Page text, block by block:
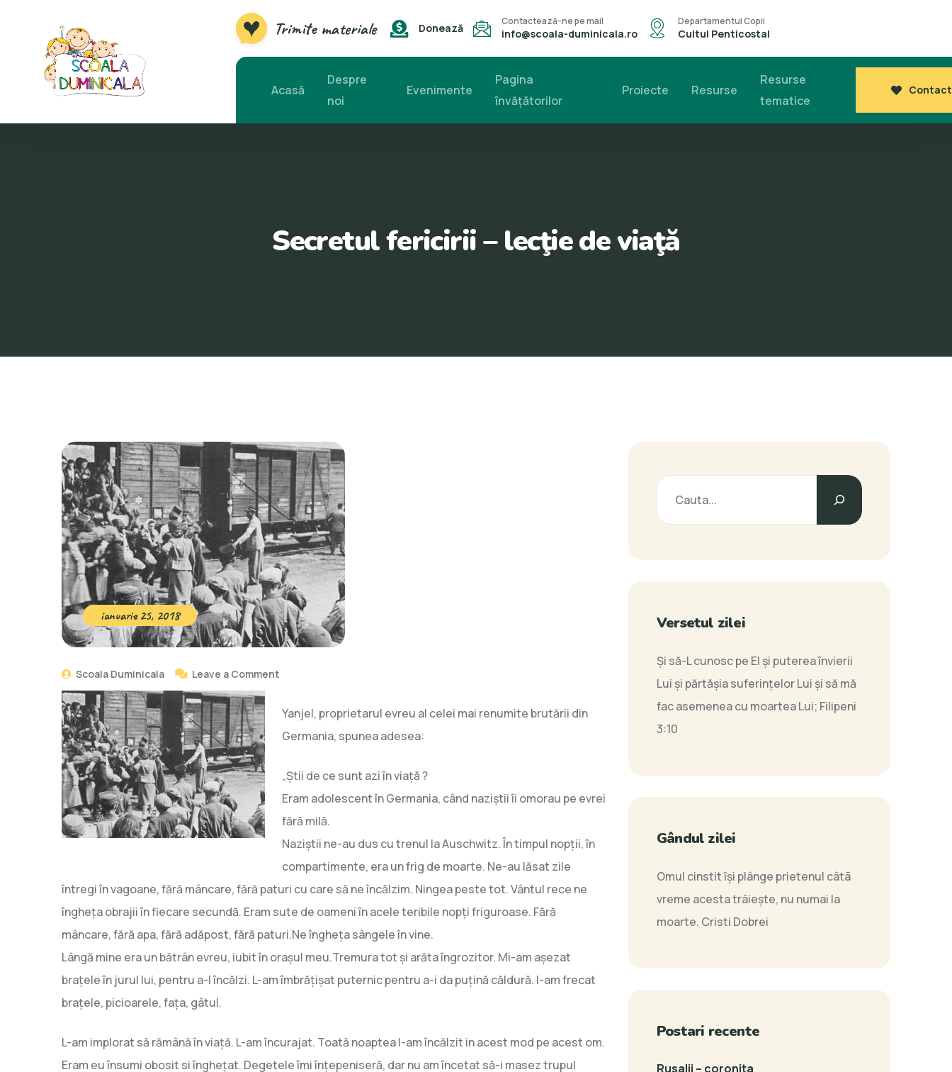
Trimite materiale Donează
Contactează-ne pe mail
info@scoala-duminicala.ro
Departamentul Copii
Cultul Penticostal
Acasă
Despre
noi
Evenimente
Pagina
învăţătorilor
Proiecte Resurse
Resurse
tematice
Contact
Secretul fericirii – lecţie de viaţă
ianuarie 25, 2018
Scoala Duminicala Leave a Comment
Yanjel, proprietarul evreu al celei mai renumite brutării din
Germania, spunea adesea:
„Știi de ce sunt azi în viață ?
Eram adolescent în Germania, când naziștii îi omorau pe evrei
fără milă.
Naziștii ne-au dus cu trenul la Auschwitz. În timpul nopții, în
compartimente, era un frig de moarte. Ne-au lăsat zile
întregi în vagoane, fără mâncare, fără paturi cu care să ne încălzim. Ningea peste tot. Vântul rece ne
îngheța obrajii în fiecare secundă. Eram sute de oameni în acele teribile nopți friguroase. Fără
mâncare, fără apa, fără adăpost, fără paturi.Ne îngheţa sângele în vine.
Lângă mine era un bătrân evreu, iubit în orașul meu.Tremura tot și arăta îngrozitor. Mi-am așezat
brațele în jurul lui, pentru a-l încălzi. L-am îmbrăţişat puternic pentru a-i da puțină căldură. I-am frecat
brațele, picioarele, faţa, gâtul.
L-am implorat să rămână în viață. L-am încurajat. Toată noaptea l-am încălzit in acest mod pe acest om.
Eram eu însumi obosit si înghețat. Degetele îmi înțepeniseră, dar nu am încetat să-i masez trupul
Versetul zilei
Şi să-L cunosc pe El şi puterea învierii
Lui şi părtăşia suferinţelor Lui şi să mă
fac asemenea cu moartea Lui; Filipeni
3:10
Gândul zilei
Omul cinstit îşi plânge prietenul câtã
vreme acesta trãieşte, nu numai la
moarte. Cristi Dobrei
Postari recente
Rusalii – coronita